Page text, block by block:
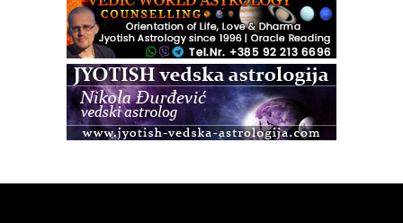
Zagreb+Online
Osnovni ThetaHealing® tečaj, Zagreb i Online
Zagreb
Osnovna radionica za izscjeljivanje pranom (Basic Pranic
Healing course)
Access BARS®, otpusti stres